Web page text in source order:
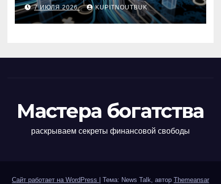
сдачи
7 ИЮЛЯ 2026 KUPITNOUTBUK
Мастера богатства
раскрываем секреты финансовой свободы
Сайт работает на WordPress Тема: News Talk, автор Themeansar